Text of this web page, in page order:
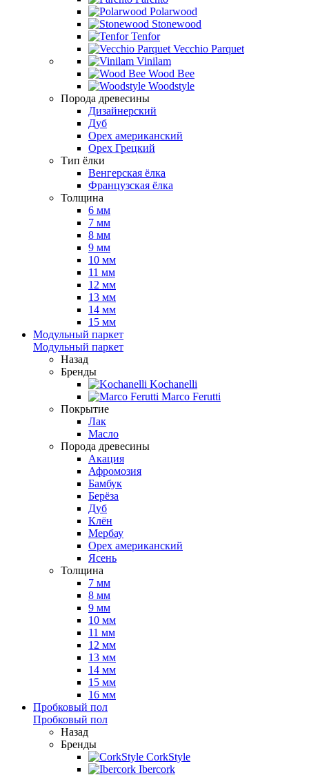
Polarwood
Stonewood
Tenfor
Vecchio Parquet
Vinilam
Wood Bee
Woodstyle
Порода древесины
Дизайнерский
Дуб
Орех американский
Орех Грецкий
Тип ёлки
Венгерская ёлка
Французская ёлка
Толщина
6 мм
7 мм
8 мм
9 мм
10 мм
11 мм
12 мм
13 мм
14 мм
15 мм
Модульный паркет
Модульный паркет
Назад
Бренды
Kochanelli
Marco Ferutti
Покрытие
Лак
Масло
Порода древесины
Акация
Афромозия
Бамбук
Берёза
Дуб
Клён
Мербау
Орех американский
Ясень
Толщина
7 мм
8 мм
9 мм
10 мм
11 мм
12 мм
13 мм
14 мм
15 мм
16 мм
Пробковый пол
Пробковый пол
Назад
Бренды
CorkStyle
Ibercork